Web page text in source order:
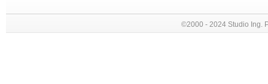
©2000 - 2024 Studio Ing.